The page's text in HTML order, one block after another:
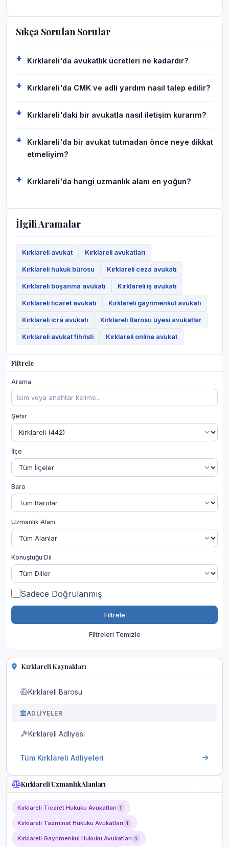
Filtrele
Arama
Şehir
İlçe
Baro
Uzmanlık Alanı
Konuştuğu Dil
Sadece Doğrulanmış
Filtrele
Filtreleri Temizle
Kırklareli Kaynakları
Kırklareli Barosu
ADLIYELER
Kırklareli Adliyesi
Tüm Kırklareli Adliyeleri
Kırklareli Uzmanlık Alanları
Kırklareli Ticaret Hukuku Avukatları 1
Kırklareli Tazminat Hukuku Avukatları 1
Kırklareli Gayrimenkul Hukuku Avukatları 1
Sıkça Sorulan Sorular
Kırklareli'da avukatlık ücretleri ne kadardır?
Kırklareli'da CMK ve adli yardım nasıl talep edilir?
Kırklareli'daki bir avukatla nasıl iletişim kurarım?
Kırklareli'da bir avukat tutmadan önce neye dikkat
etmeliyim?
Kırklareli'da hangi uzmanlık alanı en yoğun?
İlgili Aramalar
Kırklareli avukat Kırklareli avukatları
Kırklareli hukuk bürosu Kırklareli ceza avukatı
Kırklareli boşanma avukatı Kırklareli iş avukatı
Kırklareli ticaret avukatı Kırklareli gayrimenkul avukatı
Kırklareli icra avukatı Kırklareli Barosu üyesi avukatlar
Kırklareli avukat fihristi Kırklareli online avukat